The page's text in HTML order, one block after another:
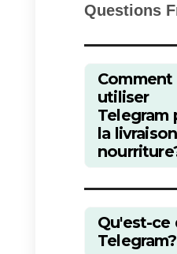
guides.
3) Une fois
configuré
Telegram à
devons
deCallbell